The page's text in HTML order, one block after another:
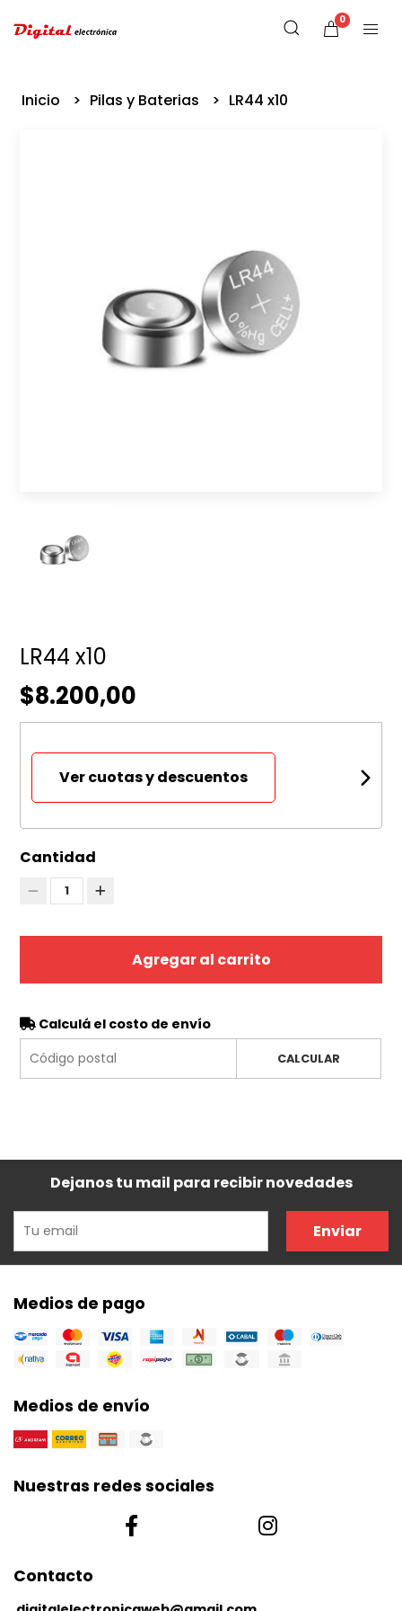
0
Inicio Pilas y Baterias LR44 x10
LR44 x10
$8.200,00
Ver cuotas y descuentos
Cantidad
1
Agregar al carrito
Calculá el costo de envío
CALCULAR
Dejanos tu mail para recibir novedades
Enviar
Medios de pago
Medios de envío
Nuestras redes sociales
Contacto